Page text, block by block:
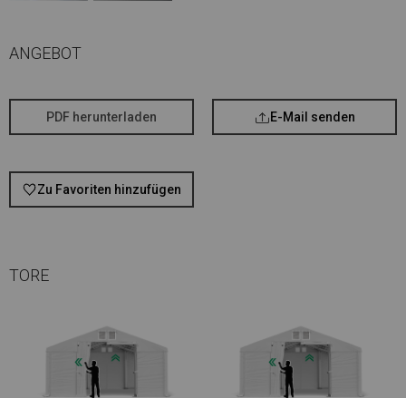
ANGEBOT
PDF herunterladen E-Mail senden
Zu Favoriten hinzufügen
TORE